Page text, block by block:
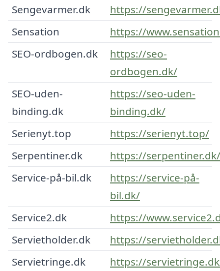
Sengevarmer.dk
https://
Sensation
https://
SEO-ordbogen.dk
https://seo-
ordbogen.dk/
SEO-uden-
binding.dk
https://seo-uden-
binding.dk/
Serienyt.top
https://serienyt.top/
Serpentiner.dk
https://serpentiner.dk/
Service-på-bil.dk
https://service-på-
bil.dk/
Service2.dk
https://
Servietholder.dk
https://
Servietringe.dk
https://